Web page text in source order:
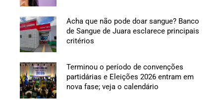
Acha que não pode doar sangue? Banco
de Sangue de Juara esclarece principais
critérios
Terminou o período de convenções
partidárias e Eleições 2026 entram em
nova fase; veja o calendário